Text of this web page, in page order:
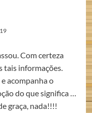
Com certeza
tais informações.
acompanha o
do que significa …
graça, nada!!!!